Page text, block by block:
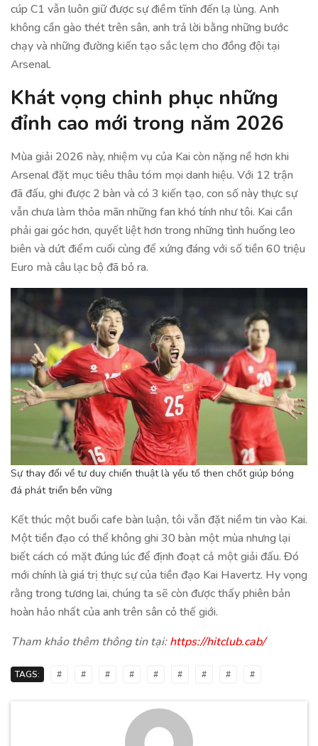
cúp C1 vẫn luôn giữ được sự điềm tĩnh đến lạ lùng. Anh
không cần gào thét trên sân, anh trả lời bằng những bước
chạy và những đường kiến tạo sắc lẹm cho đồng đội tại
Arsenal.
Khát vọng chinh phục những
đỉnh cao mới trong năm 2026
Mùa giải 2026 này, nhiệm vụ của Kai còn nặng nề hơn khi
Arsenal đặt mục tiêu thâu tóm mọi danh hiệu. Với 12 trận
đã đấu, ghi được 2 bàn và có 3 kiến tạo, con số này thực sự
vẫn chưa làm thỏa mãn những fan khó tính như tôi. Kai cần
phải gai góc hơn, quyết liệt hơn trong những tình huống leo
biên và dứt điểm cuối cùng để xứng đáng với số tiền 60 triệu
Euro mà câu lạc bộ đã bỏ ra.
Sự thay đổi về tư duy chiến thuật là yếu tố then chốt giúp bóng
đá phát triển bền vững
Kết thúc một buổi cafe bàn luận, tôi vẫn đặt niềm tin vào Kai.
Một tiền đạo có thể không ghi 30 bàn một mùa nhưng lại
biết cách có mặt đúng lúc để định đoạt cả một giải đấu. Đó
mới chính là giá trị thực sự của tiền đạo Kai Havertz. Hy vọng
rằng trong tương lai, chúng ta sẽ còn được thấy phiên bản
hoàn hảo nhất của anh trên sân cỏ thế giới.
Tham khảo thêm thông tin tại:https://hitclub.cab/
TAGS: # # # # # # # # #